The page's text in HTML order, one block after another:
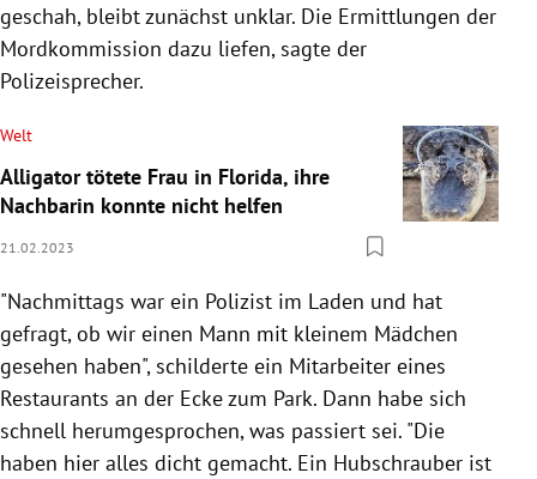
geschah, bleibt zunächst unklar. Die Ermittlungen der
Mordkommission dazu liefen, sagte der
Polizeisprecher.
Welt
Alligator tötete Frau in Florida, ihre
Nachbarin konnte nicht helfen
21.02.2023
"Nachmittags war ein Polizist im Laden und hat
gefragt, ob wir einen Mann mit kleinem Mädchen
gesehen haben", schilderte ein Mitarbeiter eines
Restaurants an der Ecke zum Park. Dann habe sich
schnell herumgesprochen, was passiert sei. "Die
haben hier alles dicht gemacht. Ein Hubschrauber ist